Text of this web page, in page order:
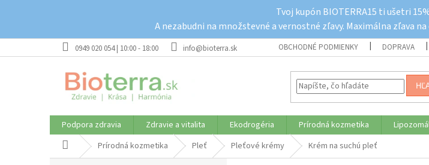
Tvoj kupón BIOTERRA15 ti ušetri
A nezabudni na množstevné a vernostné zľavy. Maximálna zľava
0949 020 054 | 10:00 - 18:00 info@bioterra.sk OBCHODNÉ PODMIENKY DOPRAVA
Podpora zdravia Zdravie a vitalita Ekodrogéria Prírodná kozmetika
DomovPrírodná kozmetika Pleť Pleťové krémy Krém na suchú pleť